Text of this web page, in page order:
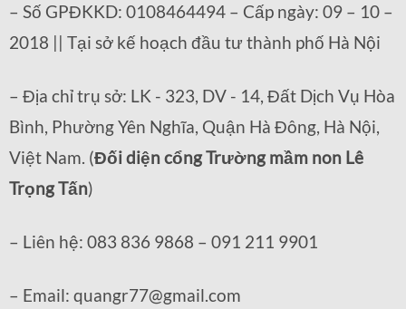
– Số GPĐKKD: 0108464494 – Cấp ngày: 09 – 10 –
2018 || Tại sở kế hoạch đầu tư thành phố Hà Nội
– Địa chỉ trụ sở: LK - 323, DV - 14, Đất Dịch Vụ Hòa
Bình, Phường Yên Nghĩa, Quận Hà Đông, Hà Nội,
Việt Nam. (Đối diện cổng Trường mầm non Lê
Trọng Tấn)
– Liên hệ: 083 836 9868 – 091 211 9901
– Email: quangr77@gmail.com